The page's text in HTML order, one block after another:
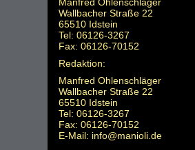
Manfred Ohlenschläger
Wallbacher Straße 22
65510 Idstein
Tel: 06126-3267
Fax: 06126-70152
Redaktion:
Manfred Ohlenschläger
Wallbacher Straße 22
65510 Idstein
Tel: 06126-3267
Fax: 06126-70152
E-Mail: info@manioli.de